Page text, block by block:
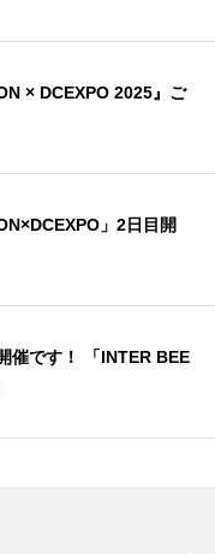
× DCEXPO 2025』ご
」2日目開
催です！ 「INTER BEE